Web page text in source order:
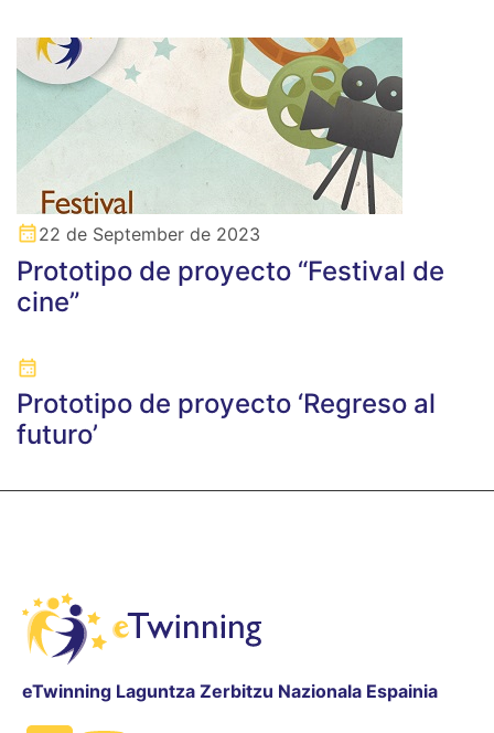
22 de September de 2023
Prototipo de proyecto “Festival de
cine”
Prototipo de proyecto ‘Regreso al
futuro’
eTwinning Laguntza Zerbitzu Nazionala Espainia